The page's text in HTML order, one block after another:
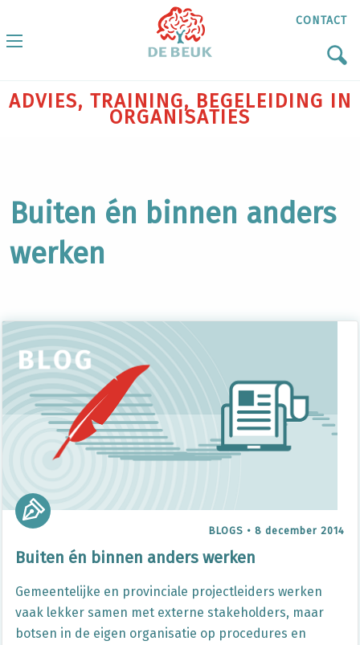
CONTACT
ADVIES, TRAINING, BEGELEIDING IN
ORGANISATIES
Buiten én binnen anders
werken
BLOGS • 8 december 2014
Buiten én binnen anders werken
Gemeentelijke en provinciale projectleiders werken
vaak lekker samen met externe stakeholders, maar
botsen in de eigen organisatie op procedures en